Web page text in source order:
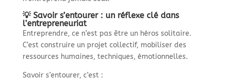
💡 Savoir s’entourer : un réflexe clé dans
l’entrepreneuriat
Entreprendre, ce n’est pas être un héros solitaire.
C’est construire un projet collectif, mobiliser des
ressources humaines, techniques, émotionnelles.
Savoir s’entourer, c’est :